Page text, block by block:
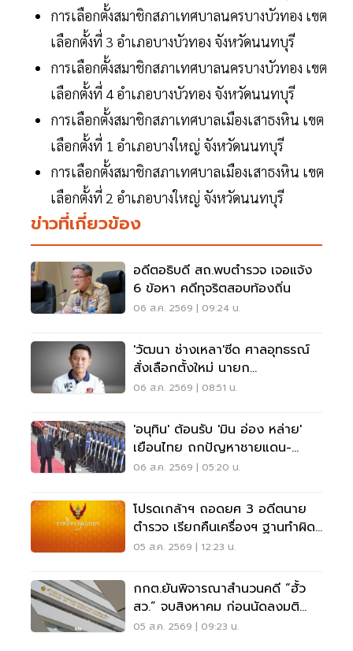
การเลือกตั้งสมาชิกสภาเทศบาลนครบางบัวทอง เขต
เลือกตั้งที่ 3 อำเภอบางบัวทอง จังหวัดนนทบุรี
การเลือกตั้งสมาชิกสภาเทศบาลนครบางบัวทอง เขต
เลือกตั้งที่ 4 อำเภอบางบัวทอง จังหวัดนนทบุรี
การเลือกตั้งสมาชิกสภาเทศบาลเมืองเสาธงหิน เขต
เลือกตั้งที่ 1 อำเภอบางใหญ่ จังหวัดนนทบุรี
การเลือกตั้งสมาชิกสภาเทศบาลเมืองเสาธงหิน เขต
เลือกตั้งที่ 2 อำเภอบางใหญ่ จังหวัดนนทบุรี
ข่าวที่เกี่ยวข้อง
อดีตอธิบดี สถ.พบตำรวจ เจอแจ้ง
6 ข้อหา คดีทุจริตสอบท้องถิ่น
06 ส.ค. 2569 | 09:24 น.
'วัฒนา ช่างเหลา'ซีด ศาลอุทธรณ์
สั่งเลือกตั้งใหม่ นายก
อบจ.ขอนแก่น
06 ส.ค. 2569 | 08:51 น.
'อนุทิน' ต้อนรับ 'มิน อ่อง หล่าย'
เยือนไทย ถกปัญหาชายแดน-
พลังงาน-การค้า
06 ส.ค. 2569 | 05:20 น.
โปรดเกล้าฯ ถอดยศ 3 อดีตนาย
ตำรวจ เรียกคืนเครื่องฯ ฐานทำผิด
วินัยร้ายแรง
05 ส.ค. 2569 | 12:23 น.
กกต.ยันพิจารณาสำนวนคดี “ฮั้ว
สว.” จบสิงหาคม ก่อนนัดลงมติ
ภายหลัง
05 ส.ค. 2569 | 09:23 น.